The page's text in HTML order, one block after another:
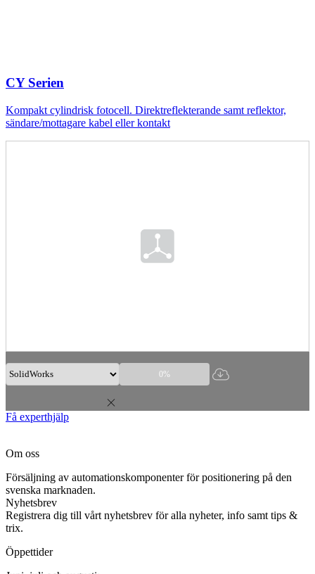
CY Serien
Kompakt cylindrisk fotocell. Direktreflekterande samt reflektor,
sändare/mottagare kabel eller kontakt
0%
Få experthjälp
Om oss
Försäljning av automationskomponenter för positionering på den
svenska marknaden.
Nyhetsbrev
Registrera dig till vårt nyhetsbrev för alla nyheter, info samt tips &
trix.
Öppettider